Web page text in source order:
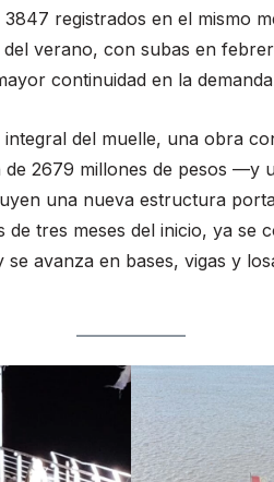
registrados en el mismo
verano, con subas en
continuidad en la
del muelle, una obra
2679 millones de pesos —y
una nueva estructura
tres meses del inicio, ya se
avanza en bases, vigas y